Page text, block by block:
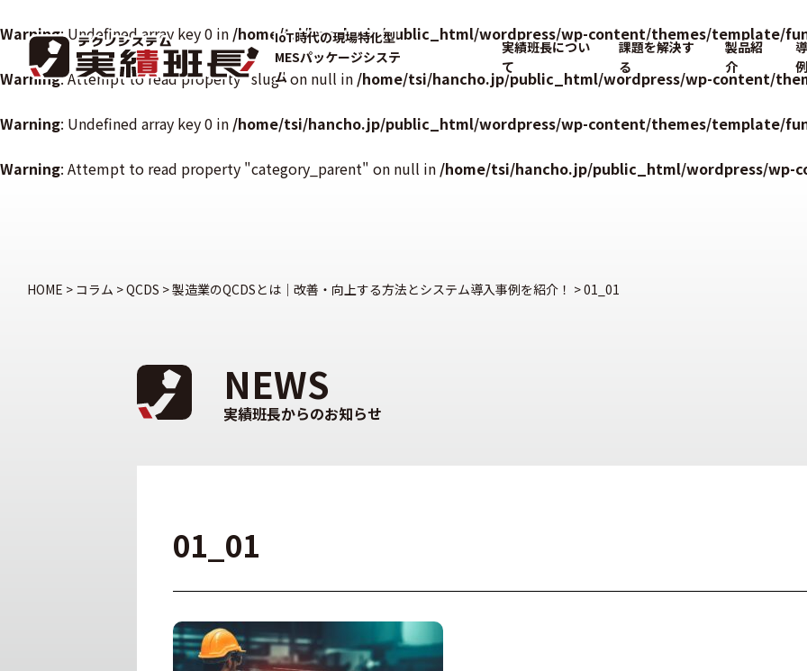
Warning: Undefined array key 0 in /home/tsi/hancho.jp/public_html/wordpress/wp-content/themes/template/
Warning: Attempt to read property "slug" on null in /home/tsi/hancho.jp/public_html/wordpress/wp-content/
Warning: Undefined array key 0 in /home/tsi/hancho.jp/public_html/wordpress/wp-content/themes/template/
Warning: Attempt to read property "category_parent" on null in /home/tsi/hancho.jp/public_html/wordpress/
IoT時代の現場特化型
MESパッケージシステ
ム
実績班長につい
て
課題を解決す
る
製品紹
介
例
HOME > コラム >QCDS >製造業のQCDSとは｜改善・向上する方法とシステム導入事例を紹介！ >01_01
NEWS
実績班長からのお知らせ
01_01